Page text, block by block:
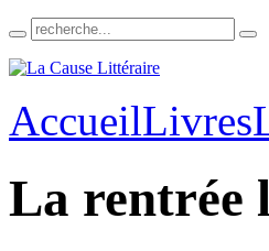
AccueilLivres
La rentrée